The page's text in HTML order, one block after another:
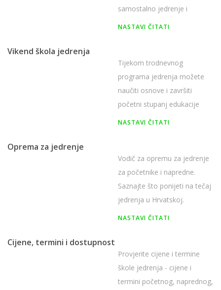
samostalno jedrenje i
sudjelovanje na regatama.
NASTAVI ČITATI
Vikend škola jedrenja
Tijekom trodnevnog
programa jedrenja možete
naučiti osnove i završiti
početni stupanj edukacije
ISSA Yacht Crew.
NASTAVI ČITATI
Oprema za jedrenje
Vodič za opremu za jedrenje
za početnike i napredne.
Saznajte što ponijeti na tečaj
jedrenja u Hrvatskoj.
NASTAVI ČITATI
Cijene, termini i dostupnost
Provjerite cijene i termine
škole jedrenja - cijene i
termini početnog, naprednog,